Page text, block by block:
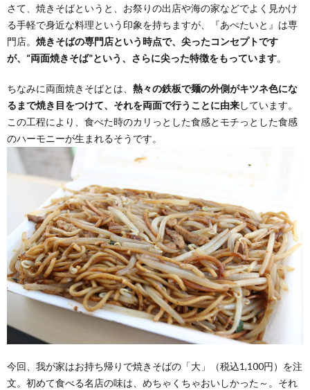
さて、焼きそばというと、お祭りの出店や海の家などでよく見かけ
る手軽で身近な料理という印象を持ちますが、『あぺたいと』は専
門店。 焼きそばの専門店という時点で、尖ったコンセプトです
が、“両面焼きそば”という、さらに尖った特徴をもっています。
ちなみに両面焼きそばとは、 熱々の鉄板で麺の外側がキツネ色にな
るまで焼き目をつけて、それを両面で行うことに由来しています。
この工程により、食べた時のカリっとした食感とモチっとした食感
のハーモニーが生まれるそうです。
今回、我が家はお持ち帰りで焼きそばの「大」（税込1,100円）を注
文。初めて食べる名店の味は、めちゃくちゃおいしかった～。それ